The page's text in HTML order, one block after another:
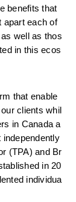
benefits that
apart each of
well as thos
in this ecos
that enable
clients whil
in Canada a
independently
(TPA) and Br
in 20
individua